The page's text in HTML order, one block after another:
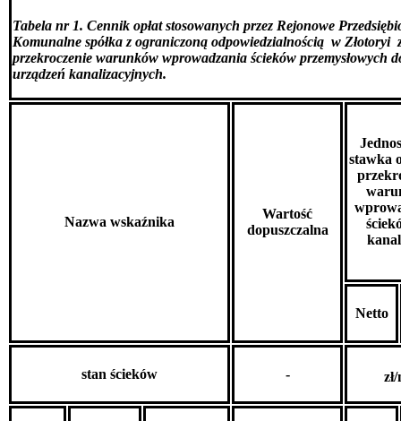
Tabela nr 1. Cennik opłat stosowanych przez Rejonowe
Komunalne spółka z ograniczoną odpowiedzialnością w Złotoryi
przekroczenie warunków wprowadzania ścieków przemysłowych
urządzeń kanalizacyjnych.
Nazwa wskaźnika
Wartość
dopuszczalna
stawka
Netto
stan ścieków -